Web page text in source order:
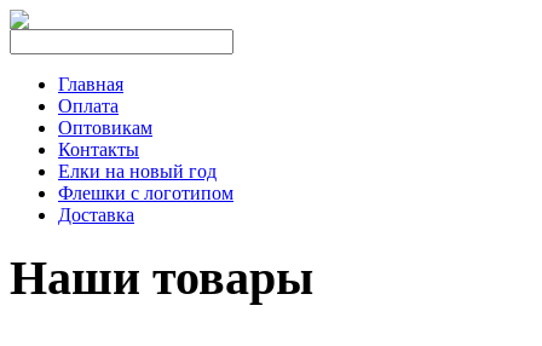
Главная
Оплата
Оптовикам
Контакты
Елки на новый год
Флешки с логотипом
Доставка
Наши товары